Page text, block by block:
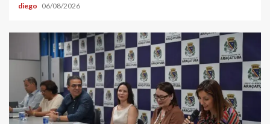
diego 06/08/2026